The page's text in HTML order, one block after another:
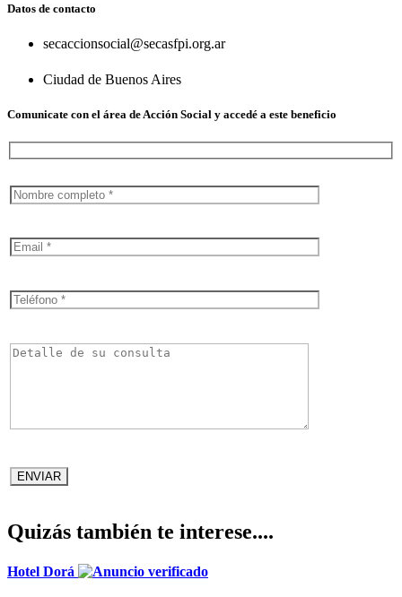
Datos de contacto
secaccionsocial@secasfpi.org.ar
Ciudad de Buenos Aires
Comunicate con el área de Acción Social y accedé a este beneficio
Quizás también te interese....
Hotel Dorá